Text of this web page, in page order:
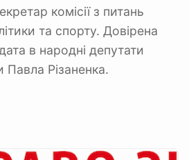
комісії з питань
та спорту. Довірена
в народні депутати
Павла Різаненка.